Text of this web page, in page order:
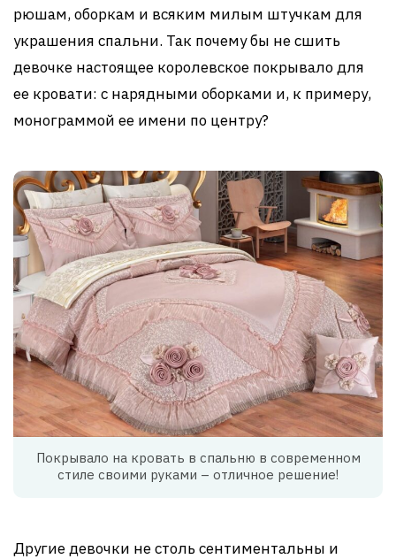
рюшам, оборкам и всяким милым штучкам для
украшения спальни. Так почему бы не сшить
девочке настоящее королевское покрывало для
ее кровати: с нарядными оборками и, к примеру,
монограммой ее имени по центру?
Покрывало на кровать в спальню в современном
стиле своими руками – отличное решение!
Другие девочки не столь сентиментальны и